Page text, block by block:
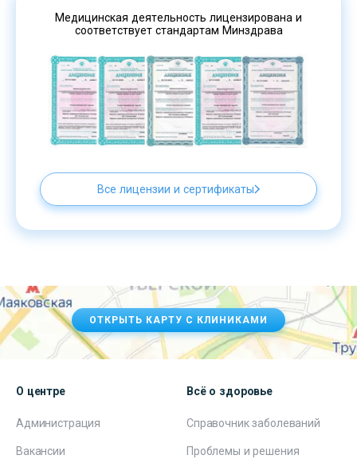
Медицинская деятельность лицензирована и
соответствует стандартам Минздрава
Все лицензии и сертификаты
ОТКРЫТЬ КАРТУ С КЛИНИКАМИ
О центре
Администрация
Вакансии
Всё о здоровье
Справочник заболеваний
Проблемы и решения